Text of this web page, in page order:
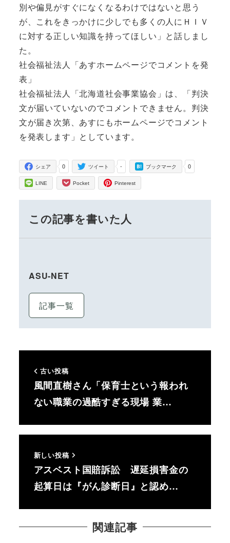
別や偏見がすぐになくなるわけではないと思う
が、これをきっかけに少しでも多くの人にＨＩＶ
に対する正しい知識を持ってほしい」と話しまし
た。
社会福祉法人「あすホームページでコメントを発
表」
社会福祉法人「北海道社会事業協会」は、「判決
文が届いていないのでコメントできません。判決
文が届き次第、あすにもホームページでコメント
を発表します」としています。
0
シェア -
ツイート 0
ブックマーク
LINE Pocket Pinterest
この記事を書いた人
ASU-NET
記事一覧
古い投稿
風間直樹さん「保育士という報われ
ない職業の過酷すぎる現場 業…
新しい投稿
アスベスト国賠訴訟 遅延損害金の
起算日は『がん診断日』と認め…
関連記事